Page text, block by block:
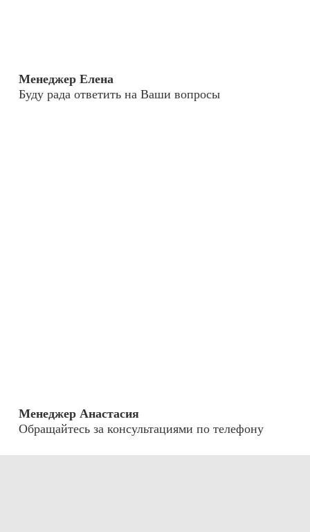
Менеджер Елена
Буду рада ответить на Ваши вопросы
Менеджер Анастасия
Обращайтесь за консультациями по телефону